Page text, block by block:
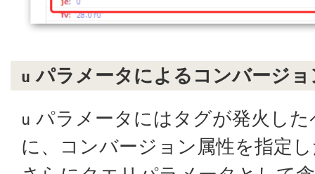
u パラメータによるコンバージ
u パラメータにはタグが発火し
に、コンバージョン属性を指定